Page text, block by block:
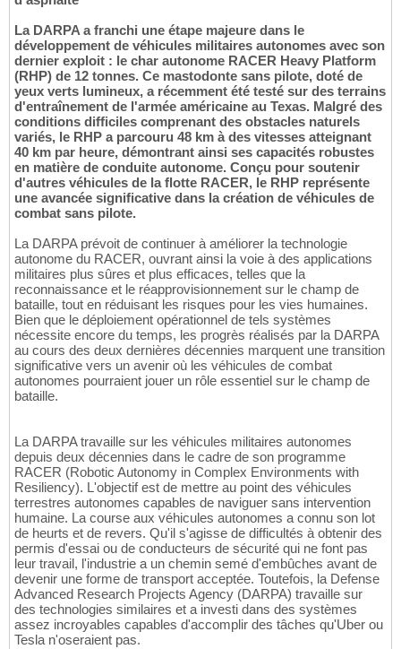
La DARPA a franchi une étape majeure dans le
développement de véhicules militaires autonomes avec son
dernier exploit : le char autonome RACER Heavy Platform
(RHP) de 12 tonnes. Ce mastodonte sans pilote, doté de
yeux verts lumineux, a récemment été testé sur des terrains
d'entraînement de l'armée américaine au Texas. Malgré des
conditions difficiles comprenant des obstacles naturels
variés, le RHP a parcouru 48 km à des vitesses atteignant
40 km par heure, démontrant ainsi ses capacités robustes
en matière de conduite autonome. Conçu pour soutenir
d'autres véhicules de la flotte RACER, le RHP représente
une avancée significative dans la création de véhicules de
combat sans pilote.
La DARPA prévoit de continuer à améliorer la technologie
autonome du RACER, ouvrant ainsi la voie à des applications
militaires plus sûres et plus efficaces, telles que la
reconnaissance et le réapprovisionnement sur le champ de
bataille, tout en réduisant les risques pour les vies humaines.
Bien que le déploiement opérationnel de tels systèmes
nécessite encore du temps, les progrès réalisés par la DARPA
au cours des deux dernières décennies marquent une transition
significative vers un avenir où les véhicules de combat
autonomes pourraient jouer un rôle essentiel sur le champ de
bataille.
La DARPA travaille sur les véhicules militaires autonomes
depuis deux décennies dans le cadre de son programme
RACER (Robotic Autonomy in Complex Environments with
Resiliency). L'objectif est de mettre au point des véhicules
terrestres autonomes capables de naviguer sans intervention
humaine. La course aux véhicules autonomes a connu son lot
de heurts et de revers. Qu'il s'agisse de difficultés à obtenir des
permis d'essai ou de conducteurs de sécurité qui ne font pas
leur travail, l'industrie a un chemin semé d'embûches avant de
devenir une forme de transport acceptée. Toutefois, la Defense
Advanced Research Projects Agency (DARPA) travaille sur
des technologies similaires et a investi dans des systèmes
assez incroyables capables d'accomplir des tâches qu'Uber ou
Tesla n'oseraient pas.